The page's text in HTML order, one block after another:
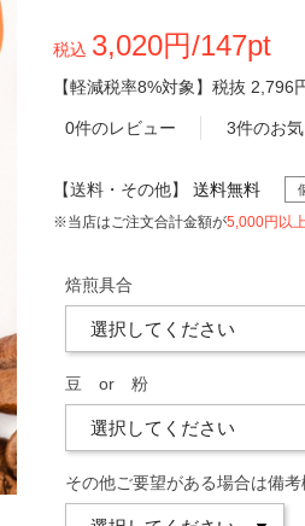
税込 3,020円/147pt
【軽減税率8%対象】 税抜 2,796
0件のレビュー 3件のお
【送料・その他】 送料無料
※当店はご注文合計金額が5,000円以
焙煎具合
豆 or 粉
その他ご要望がある場合は備